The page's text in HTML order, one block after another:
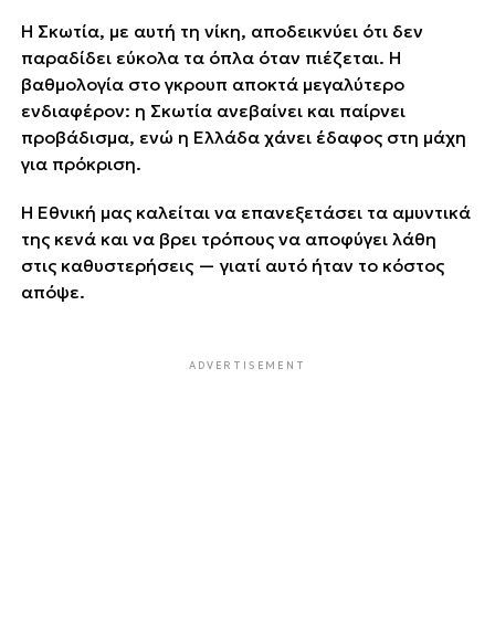
Η Σκωτία, με αυτή τη νίκη, αποδεικνύει ότι δεν
παραδίδει εύκολα τα όπλα όταν πιέζεται. Η
βαθμολογία στο γκρουπ αποκτά μεγαλύτερο
ενδιαφέρον: η Σκωτία ανεβαίνει και παίρνει
προβάδισμα, ενώ η Ελλάδα χάνει έδαφος στη μάχη
για πρόκριση.
Η Εθνική μας καλείται να επανεξετάσει τα αμυντικά
της κενά και να βρει τρόπους να αποφύγει λάθη
στις καθυστερήσεις — γιατί αυτό ήταν το κόστος
απόψε.
ADVERTISEMENT